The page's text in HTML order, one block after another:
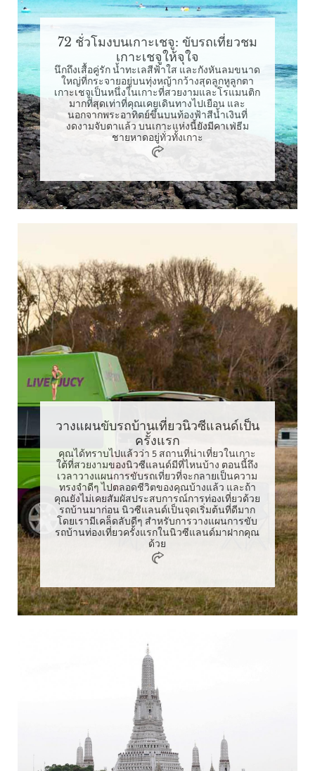
72 ชั่วโมงบนเกาะเชจู: ขับรถเที่ยวชม
เกาะเชจูให้จุใจ
นึกถึงเสื้อคู่รัก น้ำทะเลสีฟ้าใส และกังหันลมขนาด
ใหญ่ที่กระจายอยู่บนทุ่งหญ้ากว้างสุดลูกหูลูกตา
เกาะเชจูเป็นหนึ่งในเกาะที่สวยงามและโรแมนติก
มากที่สุดเท่าที่คุณเคยเดินทางไปเยือน และ
นอกจากพระอาทิตย์ขึ้นบนท้องฟ้าสีน้ำเงินที่
งดงามจับตาแล้ว บนเกาะแห่งนี้ยังมีคาเฟ่ธีม
ชายหาดอยู่ทั่วทั้งเกาะ
วางแผนขับรถบ้านเที่ยวนิวซีแลนด์เป็น
ครั้งแรก
คุณได้ทราบไปแล้วว่า 5 สถานที่น่าเที่ยวในเกาะ
ใต้ที่สวยงามของนิวซีแลนด์มีที่ไหนบ้าง ตอนนี้ถึง
เวลาวางแผนการขับรถเที่ยวที่จะกลายเป็นความ
ทรงจำดีๆ ไปตลอดชีวิตของคุณบ้างแล้ว และถ้า
คุณยังไม่เคยสัมผัสประสบการณ์การท่องเที่ยวด้วย
รถบ้านมาก่อน นิวซีแลนด์เป็นจุดเริ่มต้นที่ดีมาก
โดยเรามีเคล็ดลับดีๆ สำหรับการวางแผนการขับ
รถบ้านท่องเที่ยวครั้งแรกในนิวซีแลนด์มาฝากคุณ
ด้วย